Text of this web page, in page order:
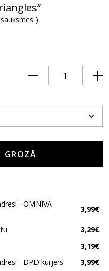
)
GROZĀ
- OMNIVA
3,99€
3,29€
3,19€
- DPD kurjers
3,99€